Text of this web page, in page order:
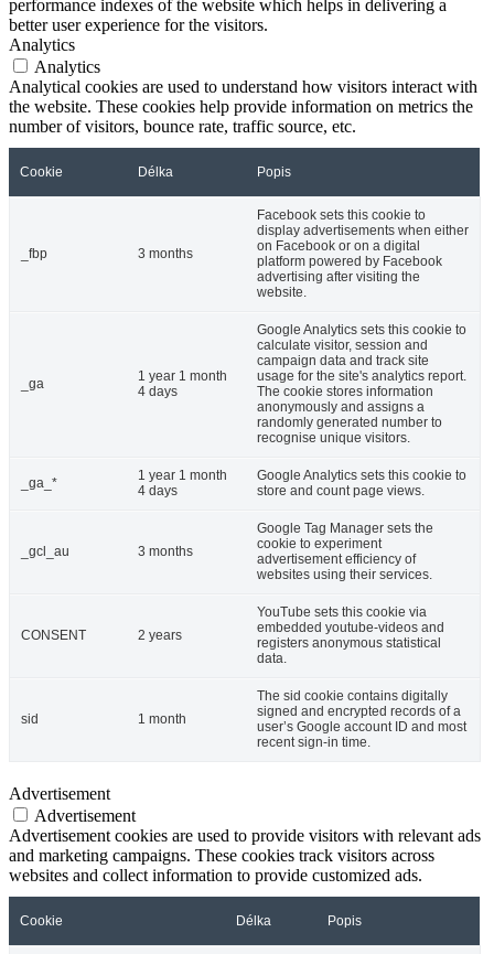
performance indexes of the website which helps in delivering a
better user experience for the visitors.
Analytics
Analytics
Analytical cookies are used to understand how visitors interact with
the website. These cookies help provide information on metrics the
number of visitors, bounce rate, traffic source, etc.
Cookie Délka Popis
_fbp 3 months
Facebook sets this cookie to
display advertisements when either
on Facebook or on a digital
platform powered by Facebook
advertising after visiting the
website.
_ga
1 year 1 month
4 days
Google Analytics sets this cookie to
calculate visitor, session and
campaign data and track site
usage for the site's analytics report.
The cookie stores information
anonymously and assigns a
randomly generated number to
recognise unique visitors.
_ga_*
1 year 1 month
4 days
Google Analytics sets this cookie to
store and count page views.
_gcl_au 3 months
Google Tag Manager sets the
cookie to experiment
advertisement efficiency of
websites using their services.
CONSENT 2 years
YouTube sets this cookie via
embedded youtube-videos and
registers anonymous statistical
data.
sid 1 month
The sid cookie contains digitally
signed and encrypted records of a
user’s Google account ID and most
recent sign-in time.
Advertisement
Advertisement
Advertisement cookies are used to provide visitors with relevant ads
and marketing campaigns. These cookies track visitors across
websites and collect information to provide customized ads.
Cookie Délka Popis